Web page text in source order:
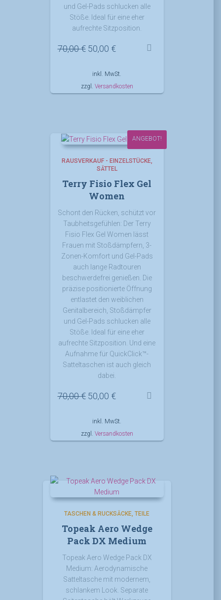
und Gel-Pads schlucken alle
Stöße. Ideal für eine eher
aufrechte Sitzposition.
70,00€ Ursprünglicher
war:
70,00 €
50,00 €Aktueller
50,00 €.
inkl. MwSt.
zzgl. Versandkosten
ANGEBOT!
RAUSVERKAUF - EINZELSTÜCKE
SÄTTEL
Terry Fisio Flex Gel
Women
Schont den Rücken, schützt vor
Taubheitsgefühlen: Der Terry
Fisio Flex Gel Women lässt
Frauen mit Stoßdämpfern, 3-
Zonen-Komfort und Gel-Pads
auch lange Radtouren
beschwerdefrei genießen. Die
präzise positionierte Öffnung
entlastet den weiblichen
Genitalbereich, Stoßdämpfer
und Gel-Pads schlucken alle
Stöße. Ideal für eine eher
aufrechte Sitzposition. Und eine
Aufnahme für QuickClick™-
Satteltaschen ist auch gleich
dabei.
70,00€ Ursprünglicher
war:
70,00 €
50,00 €Aktueller
50,00 €.
inkl. MwSt.
zzgl. Versandkosten
TASCHEN & RUCKSÄCKE TEILE
Topeak Aero Wedge
Pack DX Medium
Topeak Aero Wedge Pack DX
Medium: Aerodynamische
Satteltasche mit modernem,
schlankem Look. Separate